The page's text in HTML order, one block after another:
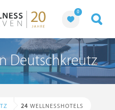
0
Deutschkreutz
24WELLNESSHOTELS